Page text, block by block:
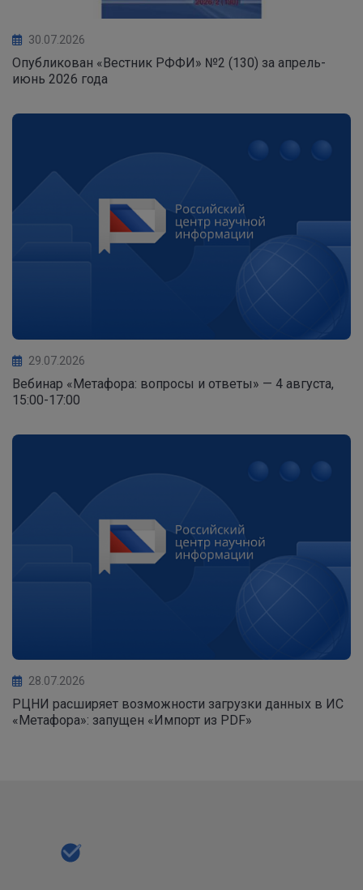
30.07.2026
Опубликован «Вестник РФФИ» №2 (130) за апрель-
июнь 2026 года
29.07.2026
Вебинар «Метафора: вопросы и ответы» — 4 августа,
15:00-17:00
28.07.2026
РЦНИ расширяет возможности загрузки данных в ИС
«Метафора»: запущен «Импорт из PDF»